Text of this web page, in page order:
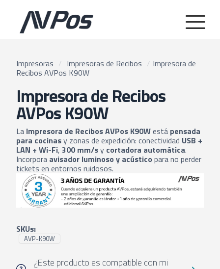
Impresoras / Impresoras de Recibos / Impresora de
Recibos AVPos K90W
Impresora de Recibos
AVPos K90W
La Impresora de Recibos AVPos K90Westá pensada
para cocinasy zonas de expedición: conectividad USB +
LAN + Wi-Fi, 300 mm/sy cortadora automática.
Incorpora avisador luminoso y acústico para no perder
tickets en entornos ruidosos.
SKUs:
AVP-K90W
¿Este producto es compatible con mi